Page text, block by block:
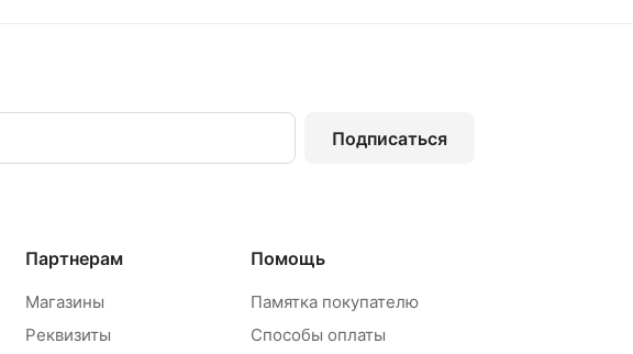
Подписаться
Партнерам
Магазины
Реквизиты
Помощь
Памятка покупателю
Способы оплаты